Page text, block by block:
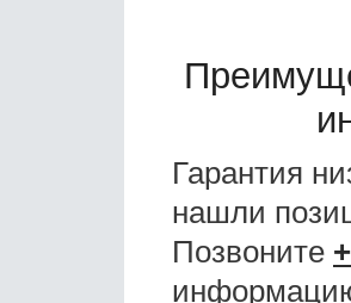
Гарантия
нашли
Позвоните